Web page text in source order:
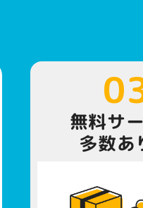
無料サ
多数あ